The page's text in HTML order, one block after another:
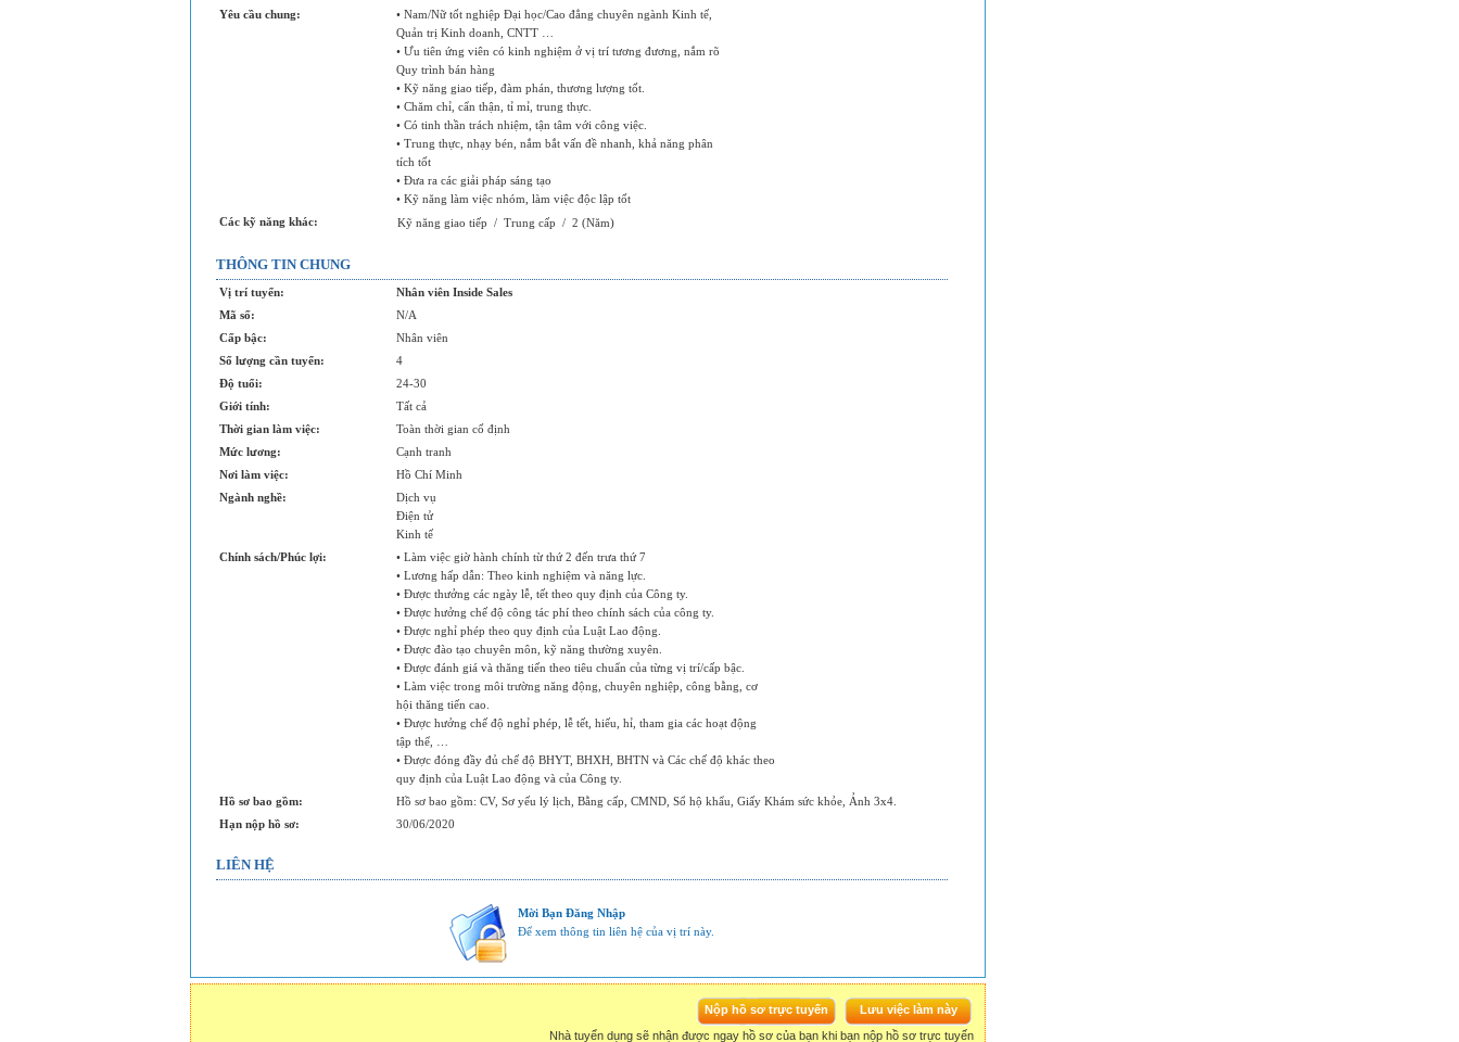
Yêu cầu chung:
• Nam/Nữ tốt nghiệp Đại học/Cao đẳng chuyên ngành Kinh tế,
Quản trị Kinh doanh, CNTT …
• Ưu tiên ứng viên có kinh nghiệm ở vị trí tương đương, nắm rõ
Quy trình bán hàng
• Kỹ năng giao tiếp, đàm phán, thương lượng tốt.
• Chăm chỉ, cẩn thận, tỉ mỉ, trung thực.
• Có tinh thần trách nhiệm, tận tâm với công việc.
• Trung thực, nhạy bén, nắm bắt vấn đề nhanh, khả năng phân
tích tốt
• Đưa ra các giải pháp sáng tạo
• Kỹ năng làm việc nhóm, làm việc độc lập tốt
Các kỹ năng khác:
Kỹ năng giao tiếp / Trung cấp / 2 (Năm)
THÔNG TIN CHUNG
Vị trí tuyển:
Nhân viên Inside Sales
Mã số:
N/A
Cấp bậc:
Nhân viên
Số lượng cần tuyển:
4
Độ tuổi:
24-30
Giới tính:
Tất cả
Thời gian làm việc:
Toàn thời gian cố định
Mức lương:
Cạnh tranh
Nơi làm việc:
Hồ Chí Minh
Ngành nghề:
Dịch vụ
Điện tử
Kinh tế
Chính sách/Phúc lợi:
• Làm việc giờ hành chính từ thứ 2 đến trưa thứ 7
• Lương hấp dẫn: Theo kinh nghiệm và năng lực.
• Được thưởng các ngày lễ, tết theo quy định của Công ty.
• Được hưởng chế độ công tác phí theo chính sách của công ty.
• Được nghỉ phép theo quy định của Luật Lao động.
• Được đào tạo chuyên môn, kỹ năng thường xuyên.
• Được đánh giá và thăng tiến theo tiêu chuẩn của từng vị trí/cấp bậc.
• Làm việc trong môi trường năng động, chuyên nghiệp, công bằng, cơ
hội thăng tiến cao.
• Được hưởng chế độ nghỉ phép, lễ tết, hiếu, hỉ, tham gia các hoạt động
tập thể, …
• Được đóng đầy đủ chế độ BHYT, BHXH, BHTN và Các chế độ khác theo
quy định của Luật Lao động và của Công ty.
Hồ sơ bao gồm:
Hồ sơ bao gồm: CV, Sơ yếu lý lịch, Bằng cấp, CMND, Sổ hộ khẩu, Giấy Khám sức khỏe, Ảnh 3x4.
Hạn nộp hồ sơ:
30/06/2020
LIÊN HỆ
Mời Bạn Đăng Nhập
Để xem thông tin liên hệ của vị trí này.
Nhà tuyển dụng sẽ nhận được ngay hồ sơ của bạn khi bạn nộp hồ sơ trực tuyến